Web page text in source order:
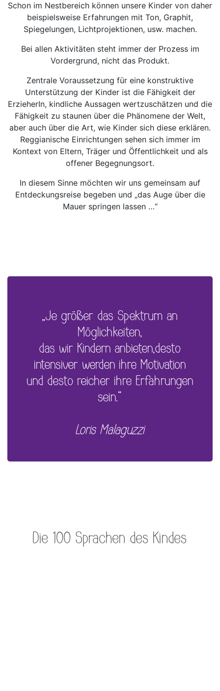
Schon im Nestbereich können unsere Kinder von daher
beispielsweise Erfahrungen mit Ton, Graphit,
Spiegelungen, Lichtprojektionen, usw. machen.
Bei allen Aktivitäten steht immer der Prozess im
Vordergrund, nicht das Produkt.
Zentrale Voraussetzung für eine konstruktive
Unterstützung der Kinder ist die Fähigkeit der
ErzieherIn, kindliche Aussagen wertzuschätzen und die
Fähigkeit zu staunen über die Phänomene der Welt,
aber auch über die Art, wie Kinder sich diese erklären.
Reggianische Einrichtungen sehen sich immer im
Kontext von Eltern, Träger und Öffentlichkeit und als
offener Begegnungsort.
In diesem Sinne möchten wir uns gemeinsam auf
Entdeckungsreise begeben und „das Auge über die
Mauer springen lassen …“
„Je größer das Spektrum an
Möglichkeiten,
das wir Kindern anbieten,desto
intensiver werden ihre Motivation
und desto reicher ihre Erfahrungen
sein.“
Loris Malaguzzi
Die 100 Sprachen des Kindes